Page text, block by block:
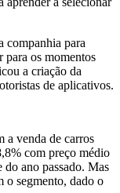
companhia para
para os momentos
a criação da
de aplicativos.
a venda de carros
com preço médio
ano passado. Mas
o segmento, dado o